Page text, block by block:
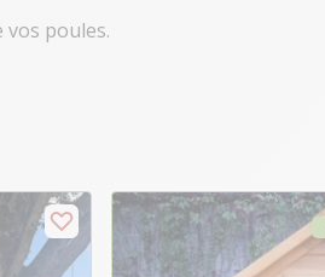
vos poules.